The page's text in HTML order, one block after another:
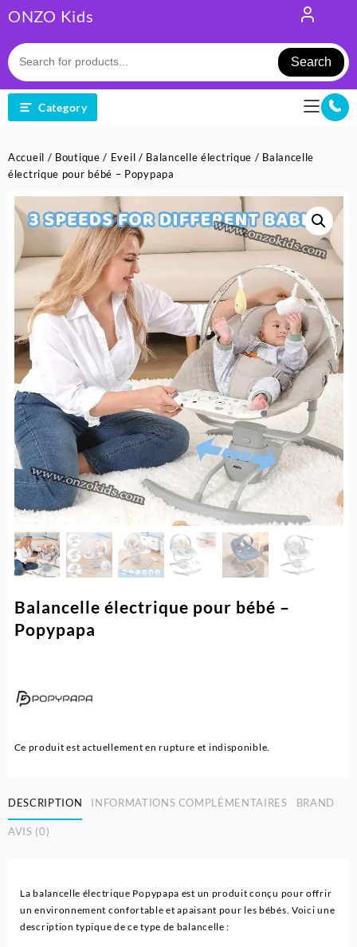
to
content
ONZO Kids
Search
Category
Accueil / Boutique / Eveil / Balancelle électrique / Balancelle
électrique pour bébé – Popypapa
Balancelle électrique pour bébé –
Popypapa
Ce produit est actuellement en rupture et indisponible.
DESCRIPTION INFORMATIONS COMPLÉMENTAIRES BRAND
AVIS (0)
La balancelle électrique Popypapa est un produit conçu pour offrir
un environnement confortable et apaisant pour les bébés. Voici une
description typique de ce type de balancelle :